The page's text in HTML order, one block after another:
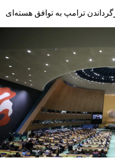
ترامپ به توافق هسته‌ای